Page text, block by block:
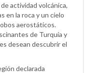
actividad volcánica,
en la roca y un cielo
aerostáticos.
de Turquía y
desean descubrir el
declarada